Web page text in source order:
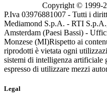
Copyright © 1999-
P.Iva 03976881007 - Tutti i
Mediamond S.p.A. - RTI
Amsterdam (Paesi Bassi) -
Monzese (MI)Rispetto ai
riprodotti è vietata ogni
sistemi di intelligenza artificiale
espresso di utilizzare mezzi
Legal